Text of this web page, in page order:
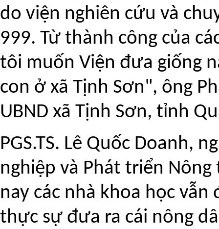
do viện nghiên cứu và
999. Từ thành công của
tôi muốn Viện đưa giống
con ở xã Tịnh Sơn", ông
UBND xã Tịnh Sơn, tỉnh
PGS.TS. Lê Quốc Doanh,
nghiệp và Phát triển
nay các nhà khoa học
thực sự đưa ra cái nông